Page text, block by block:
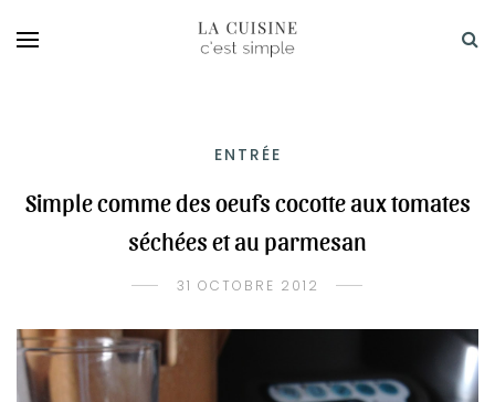
ENTRÉE
Simple comme des oeufs cocotte aux tomates
séchées et au parmesan
31 OCTOBRE 2012